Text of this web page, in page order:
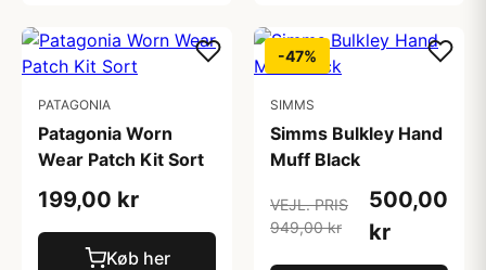
PATAGONIA
Patagonia Worn
Wear Patch Kit Sort
199,00 kr
Køb her
-47%
SIMMS
Simms Bulkley Hand
Muff Black
VEJL. PRIS
949,00 kr
500,00
kr